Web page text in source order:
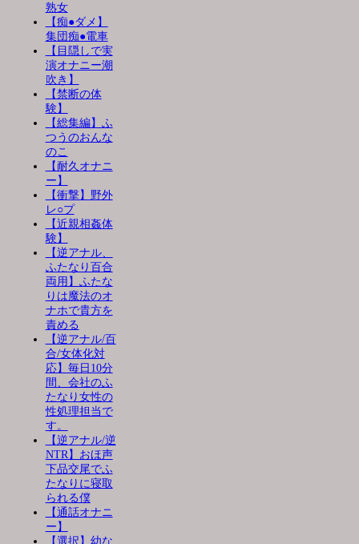
熟女
【痴●ダメ】
集団痴●電車
【目隠しで実
演オナニー潮
吹き】
【禁断の体
験】
【総集編】ふ
つうのおんな
のこ
【耐久オナニ
ー】
【衝撃】野外
レ○プ
【近親相姦体
験】
【逆アナル、
ふたなり百合
両用】ふたな
りは魔法のオ
ナホで貴方を
責める
【逆アナル/百
合/女体化対
応】毎日10分
間、会社のふ
たなり女性の
性処理担当で
す。
【逆アナル/逆
NTR】おほ声
下品交尾でふ
たなりに寝取
られる僕
【通話オナニ
ー】
【選択】幼な